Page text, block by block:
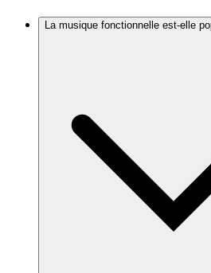
La musique fonctionnelle est-elle